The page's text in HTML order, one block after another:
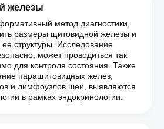
железы
метод диагностики,
размеры щитовидной железы и
структуры. Исследование
может проводиться так
для контроля состояния. Также
паращитовидных желез,
и лимфоузлов шеи, выявляются
в рамках эндокринологии.